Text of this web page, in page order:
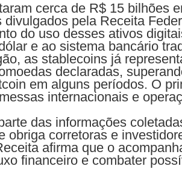
cerca de R$ 15 bilhões
divulgados pela Receita
do uso desses ativos
e ao sistema bancário
as stablecoins já
declaradas,
em alguns períodos. O
internacionais e
das informações
obriga corretoras e
afirma que o
financeiro e combater